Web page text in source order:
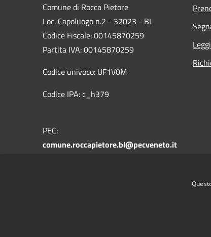
Comune di Rocca Pietore
Loc. Capoluogo n.2 - 32023 - BL
Codice Fiscale: 00145870259
Partita IVA: 00145870259
Codice univoco: UF1V0M
Codice IPA: c_h379
PEC:
comune.roccapietore.bl@pecveneto.it